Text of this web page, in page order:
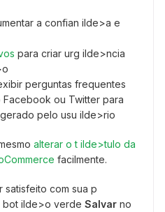
a confian ilde>a e
para criar urg ilde>ncia
perguntas frequentes
ou Twitter para
pelo usu ilde>rio
alterar o t ilde>tulo da
facilmente.
com sua p
bot ilde>o verde Salvar no